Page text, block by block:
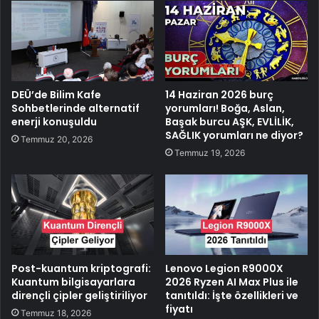
DEÜ’de Bilim Kafe
Sohbetlerinde alternatif
enerji konuşuldu
Temmuz 20, 2026
14 Haziran 2026 burç
yorumları! Boğa, Aslan,
Başak burcu AŞK, EVLİLİK,
SAĞLIK yorumları ne diyor?
Temmuz 19, 2026
Post-kuantum kriptografi:
Kuantum bilgisayarlara
dirençli çipler geliştiriliyor
Temmuz 18, 2026
Lenovo Legion R9000X
2026 Ryzen AI Max Plus ile
tanıtıldı: İşte özellikleri ve
fiyatı